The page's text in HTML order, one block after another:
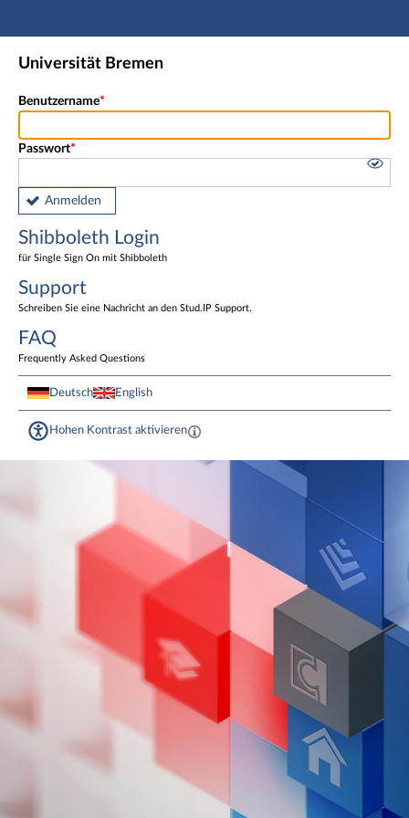
Hauptnavigation
Shibboleth Login
Universität Bremen
Benutzername
Passwort
Anmelden
Shibboleth Login
für Single Sign On mit Shibboleth
Support
Schreiben Sie eine Nachricht an den Stud.IP Support.
FAQ
Frequently Asked Questions
Deutsch English
Hohen Kontrast aktivieren